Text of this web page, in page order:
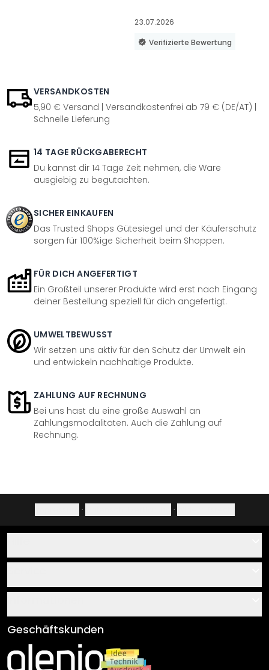
23.07.2026
Verifizierte Bewertung
VERSANDKOSTEN
5,90 € Versand | Versandkostenfrei ab 79 € (DE/AT) |
Schnelle Lieferung
14 TAGE RÜCKGABERECHT
Du kannst dir 14 Tage Zeit nehmen, die Ware
ausgiebig zu begutachten.
SICHER EINKAUFEN
Das Trusted Shops Gütesiegel und der Käuferschutz
sorgen für 100%ige Sicherheit beim Shoppen.
FÜR DICH ANGEFERTIGT
Ein Großteil unserer Produkte wird erst nach Eingang
deiner Bestellung speziell für dich angefertigt.
UMWELTBEWUSST
Wir setzen uns aktiv für den Schutz der Umwelt ein
und entwickeln nachhaltige Produkte.
ZAHLUNG AUF RECHNUNG
Bei uns hast du eine große Auswahl an
Zahlungsmodalitäten. Auch die Zahlung auf
Rechnung.
· ·
Über uns
Klebe- und Montageanleitungen
Newsletter An-/Abmeldung
AGB
Impressum
Versand & Zahlung
Geschäftskunden